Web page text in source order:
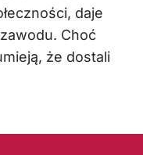
daje
Choć
że dostali